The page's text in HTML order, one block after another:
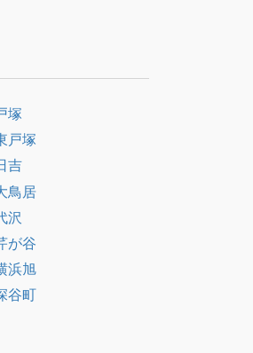
塚
戸塚
吉
鳥居
沢
が谷
浜旭
谷町